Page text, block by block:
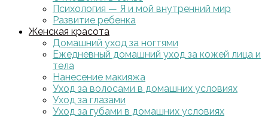
Психология — Я и мой внутренний мир
Развитие ребенка
Женская красота
Домашний уход за ногтями
Ежедневный домашний уход за кожей лица и
тела
Нанесение макияжа
Уход за волосами в домашних условиях
Уход за глазами
Уход за губами в домашних условиях